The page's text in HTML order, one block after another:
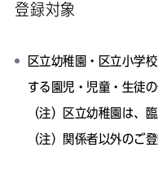
登録対象
区立幼稚園・区立小学
する園児・児童・生徒
（注）区立幼稚園は、
（注）関係者以外のご